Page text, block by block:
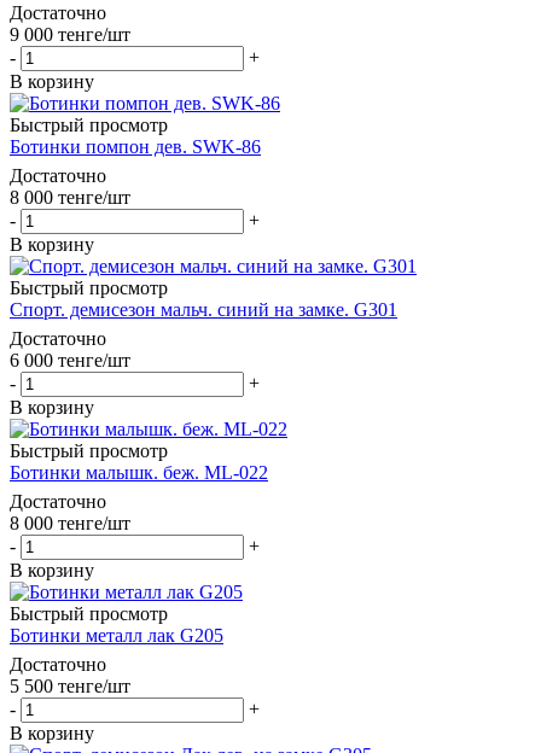
Достаточно
9 000 тенге/шт
-
+
В корзину
Быстрый просмотр
Ботинки помпон дев. SWK-86
Достаточно
8 000 тенге/шт
-
+
В корзину
Быстрый просмотр
Спорт. демисезон мальч. синий на замке. G301
Достаточно
6 000 тенге/шт
-
+
В корзину
Быстрый просмотр
Ботинки малышк. беж. ML-022
Достаточно
8 000 тенге/шт
-
+
В корзину
Быстрый просмотр
Ботинки металл лак G205
Достаточно
5 500 тенге/шт
-
+
В корзину